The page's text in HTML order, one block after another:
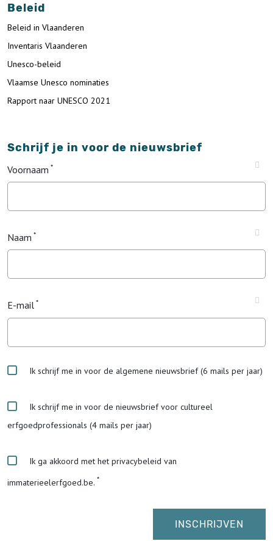
Beleid
Beleid in Vlaanderen
Inventaris Vlaanderen
Unesco-beleid
Vlaamse Unesco nominaties
Rapport naar UNESCO 2021
Schrijf je in voor de nieuwsbrief
Voornaam
Naam
E-mail
Ik schrijf me in voor de algemene nieuwsbrief (6 mails per jaar)
Ik schrijf me in voor de nieuwsbrief voor cultureel
erfgoedprofessionals (4 mails per jaar)
Ik ga akkoord met het privacybeleid van
immaterieelerfgoed.be.